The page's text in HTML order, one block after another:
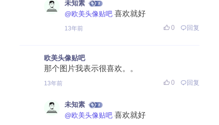
未知素
@欧美头像贴吧 喜欢就好
13年前 0 回复
欧美头像贴吧
那个图片我表示很喜欢。。
13年前 0 回复
未知素
@欧美头像贴吧 喜欢就好